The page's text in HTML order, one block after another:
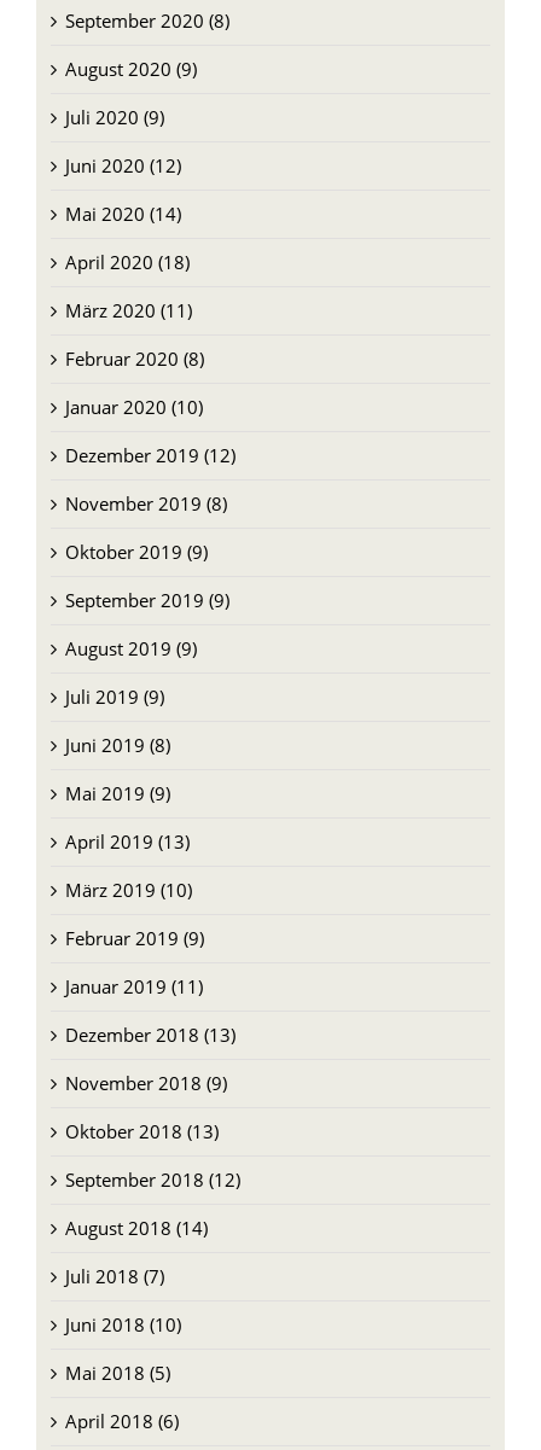
Oktober 2020 (8)
September 2020 (8)
August 2020 (9)
Juli 2020 (9)
Juni 2020 (12)
Mai 2020 (14)
April 2020 (18)
März 2020 (11)
Februar 2020 (8)
Januar 2020 (10)
Dezember 2019 (12)
November 2019 (8)
Oktober 2019 (9)
September 2019 (9)
August 2019 (9)
Juli 2019 (9)
Juni 2019 (8)
Mai 2019 (9)
April 2019 (13)
März 2019 (10)
Februar 2019 (9)
Januar 2019 (11)
Dezember 2018 (13)
November 2018 (9)
Oktober 2018 (13)
September 2018 (12)
August 2018 (14)
Juli 2018 (7)
Juni 2018 (10)
Mai 2018 (5)